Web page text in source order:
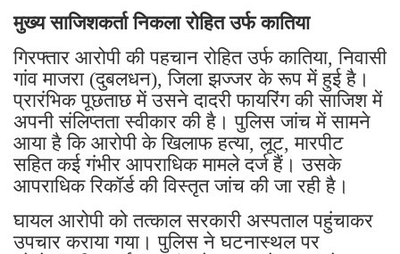
मुख्य साजिशकर्ता निकला रोहित उर्फ कातिया
गिरफ्तार आरोपी की पहचान रोहित उर्फ कातिया, निवासी
गांव माजरा (दुबलधन), जिला झज्जर के रूप में हुई है।
प्रारंभिक पूछताछ में उसने दादरी फायरिंग की साजिश में
अपनी संलिप्तता स्वीकार की है। पुलिस जांच में सामने
आया है कि आरोपी के खिलाफ हत्या, लूट, मारपीट
सहित कई गंभीर आपराधिक मामले दर्ज हैं। उसके
आपराधिक रिकॉर्ड की विस्तृत जांच की जा रही है।
घायल आरोपी को तत्काल सरकारी अस्पताल पहुंचाकर
उपचार कराया गया। पुलिस ने घटनास्थल पर